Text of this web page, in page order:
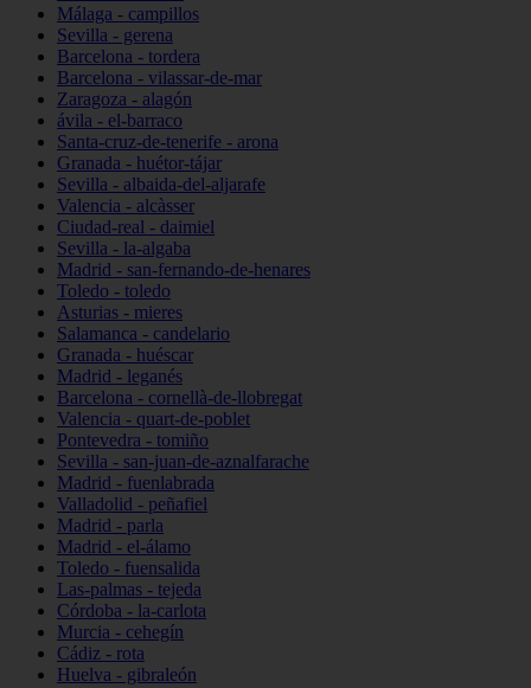
Málaga - campillos
Sevilla - gerena
Barcelona - tordera
Barcelona - vilassar-de-mar
Zaragoza - alagón
ávila - el-barraco
Santa-cruz-de-tenerife - arona
Granada - huétor-tájar
Sevilla - albaida-del-aljarafe
Valencia - alcàsser
Ciudad-real - daimiel
Sevilla - la-algaba
Madrid - san-fernando-de-henares
Toledo - toledo
Asturias - mieres
Salamanca - candelario
Granada - huéscar
Madrid - leganés
Barcelona - cornellà-de-llobregat
Valencia - quart-de-poblet
Pontevedra - tomiño
Sevilla - san-juan-de-aznalfarache
Madrid - fuenlabrada
Valladolid - peñafiel
Madrid - parla
Madrid - el-álamo
Toledo - fuensalida
Las-palmas - tejeda
Córdoba - la-carlota
Murcia - cehegín
Cádiz - rota
Huelva - gibraleón